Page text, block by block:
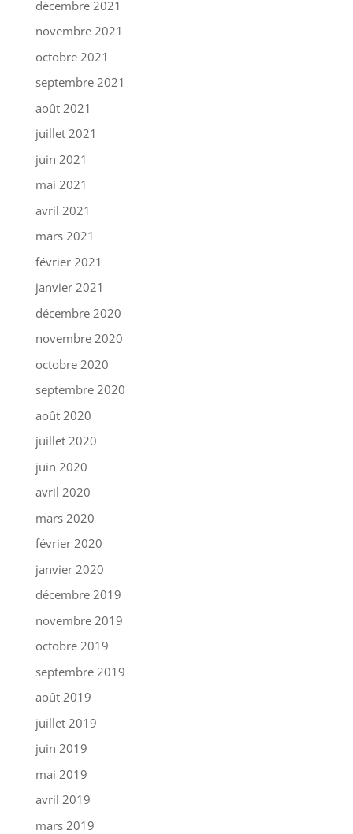
décembre 2021
novembre 2021
octobre 2021
septembre 2021
août 2021
juillet 2021
juin 2021
mai 2021
avril 2021
mars 2021
février 2021
janvier 2021
décembre 2020
novembre 2020
octobre 2020
septembre 2020
août 2020
juillet 2020
juin 2020
avril 2020
mars 2020
février 2020
janvier 2020
décembre 2019
novembre 2019
octobre 2019
septembre 2019
août 2019
juillet 2019
juin 2019
mai 2019
avril 2019
mars 2019